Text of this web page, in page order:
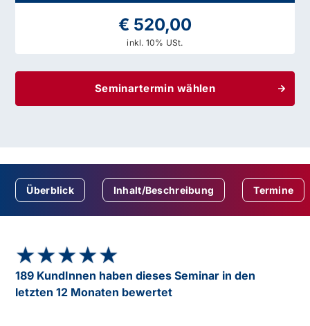
€ 520,00
inkl. 10% USt.
Seminartermin wählen
Überblick Inhalt/Beschreibung Termine
★★★★★
★★★★★
189 KundInnen haben dieses Seminar in den
letzten 12 Monaten bewertet